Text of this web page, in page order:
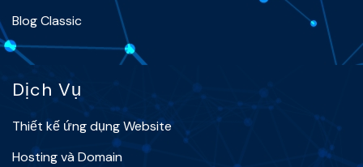
Blog Classic
Dịch Vụ
Thiết kế ứng dụng Website
Hosting và Domain